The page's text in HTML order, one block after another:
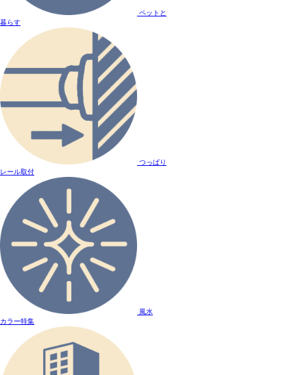
ペットと
暮らす
つっぱり
レール取付
風水
カラー特集